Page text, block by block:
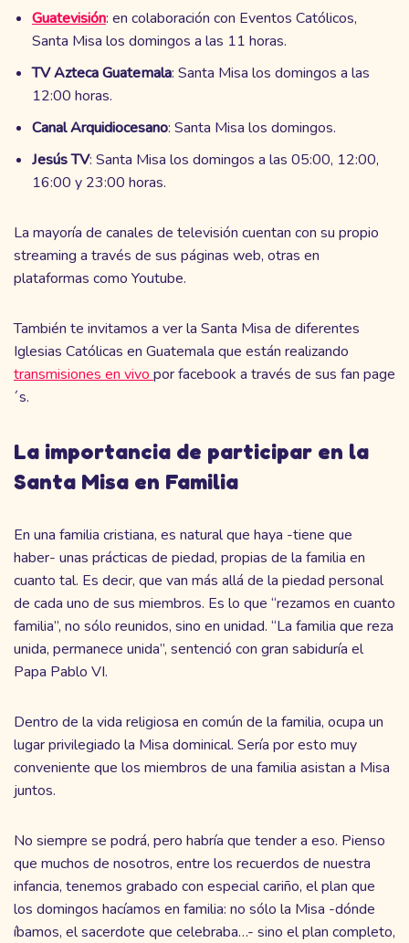
Guatevisión: en colaboración con Eventos Católicos,
Santa Misa los domingos a las 11 horas.
TV Azteca Guatemala: Santa Misa los domingos a las
12:00 horas.
Canal Arquidiocesano: Santa Misa los domingos.
Jesús TV: Santa Misa los domingos a las 05:00, 12:00,
16:00 y 23:00 horas.
La mayoría de canales de televisión cuentan con su propio
streaming a través de sus páginas web, otras en
plataformas como Youtube.
También te invitamos a ver la Santa Misa de diferentes
Iglesias Católicas en Guatemala que están realizando
transmisiones en vivo por facebook a través de sus fan page
´s.
La importancia de participar en la
Santa Misa en Familia
En una familia cristiana, es natural que haya -tiene que
haber- unas prácticas de piedad, propias de la familia en
cuanto tal. Es decir, que van más allá de la piedad personal
de cada uno de sus miembros. Es lo que “rezamos en cuanto
familia”, no sólo reunidos, sino en unidad. “La familia que reza
unida, permanece unida”, sentenció con gran sabiduría el
Papa Pablo VI.
Dentro de la vida religiosa en común de la familia, ocupa un
lugar privilegiado la Misa dominical. Sería por esto muy
conveniente que los miembros de una familia asistan a Misa
juntos.
No siempre se podrá, pero habría que tender a eso. Pienso
que muchos de nosotros, entre los recuerdos de nuestra
infancia, tenemos grabado con especial cariño, el plan que
los domingos hacíamos en familia: no sólo la Misa -dónde
íbamos, el sacerdote que celebraba…- sino el plan completo,